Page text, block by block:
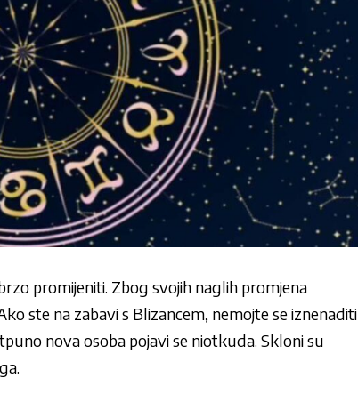
promijeniti. Zbog svojih naglih promjena
ste na zabavi s Blizancem, nemojte se iznenaditi
nova osoba pojavi se niotkuda. Skloni su